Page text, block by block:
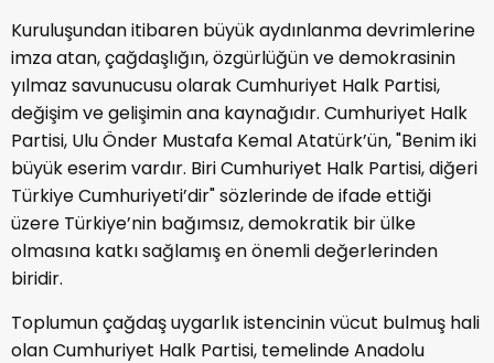
Kuruluşundan itibaren büyük aydınlanma devrimlerine
imza atan, çağdaşlığın, özgürlüğün ve demokrasinin
yılmaz savunucusu olarak Cumhuriyet Halk Partisi,
değişim ve gelişimin ana kaynağıdır. Cumhuriyet Halk
Partisi, Ulu Önder Mustafa Kemal Atatürk’ün, "Benim iki
büyük eserim vardır. Biri Cumhuriyet Halk Partisi, diğeri
Türkiye Cumhuriyeti’dir" sözlerinde de ifade ettiği
üzere Türkiye’nin bağımsız, demokratik bir ülke
olmasına katkı sağlamış en önemli değerlerinden
biridir.
Toplumun çağdaş uygarlık istencinin vücut bulmuş hali
olan Cumhuriyet Halk Partisi, temelinde Anadolu